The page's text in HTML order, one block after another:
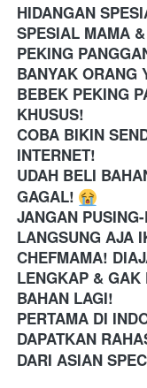
HIDANGAN
SPESIAL MAMA
PEKING
BANYAK ORANG
BEBEK PEKING
KHUSUS!
COBA BIKIN
INTERNET!
UDAH BELI
GAGAL!
JANGAN
LANGSUNG AJA
CHEFMAMA!
LENGKAP & GAK
BAHAN LAGI!
PERTAMA DI
DAPATKAN
DARI ASIAN